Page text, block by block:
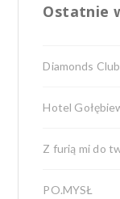
Ostatnie
Diamonds
Hotel
Z furią mi do
PO.MYSŁ